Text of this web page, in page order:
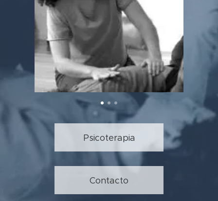
Psicoterapia
Contacto